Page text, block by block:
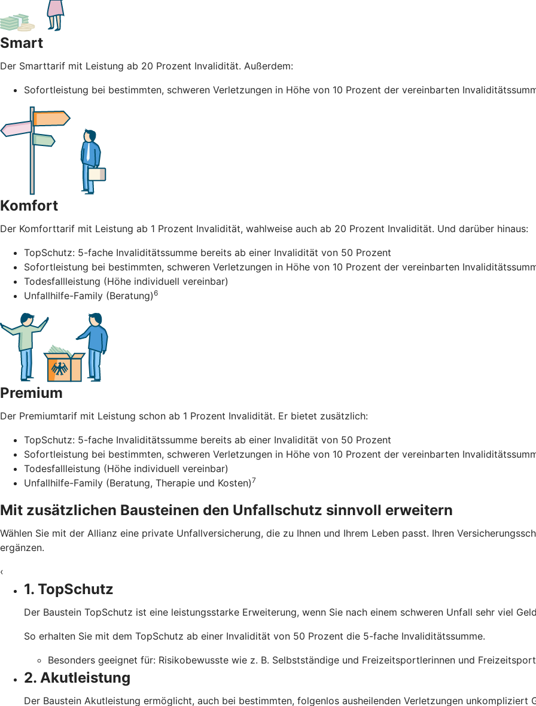
Smart
Der Smarttarif mit Leistung ab 20 Prozent Invalidität. Außerdem:
Sofortleistung bei bestimmten, schweren Verletzungen in Höhe von 10 Prozent der vereinbarten
Komfort
Der Komforttarif mit Leistung ab 1 Prozent Invalidität, wahlweise auch ab 20 Prozent Invalidität. Und darüber hinaus:
TopSchutz: 5-fache Invaliditätssumme bereits ab einer Invalidität von 50 Prozent
Sofortleistung bei bestimmten, schweren Verletzungen in Höhe von 10 Prozent der vereinbarten
Todesfallleistung (Höhe individuell vereinbar)
Unfallhilfe-Family (Beratung)6
Premium
Der Premiumtarif mit Leistung schon ab 1 Prozent Invalidität. Er bietet zusätzlich:
TopSchutz: 5-fache Invaliditätssumme bereits ab einer Invalidität von 50 Prozent
Sofortleistung bei bestimmten, schweren Verletzungen in Höhe von 10 Prozent der vereinbarten
Todesfallleistung (Höhe individuell vereinbar)
Unfallhilfe-Family (Beratung, Therapie und Kosten)7
Mit zusätzlichen Bausteinen den Unfallschutz sinnvoll erweitern
Wählen Sie mit der Allianz eine private Unfallversicherung, die zu Ihnen und Ihrem Leben passt. Ihren
ergänzen.
‹
1. TopSchutz
Der Baustein TopSchutz ist eine leistungsstarke Erweiterung, wenn Sie nach einem schweren Unfall sehr viel
So erhalten Sie mit dem TopSchutz ab einer Invalidität von 50 Prozent die 5-fache Invaliditätssumme.
Besonders geeignet für: Risikobewusste wie z. B. Selbstständige und Freizeitsportlerinnen und
2. Akutleistung
Der Baustein Akutleistung ermöglicht, auch bei bestimmten, folgenlos ausheilenden Verletzungen unkompliziert